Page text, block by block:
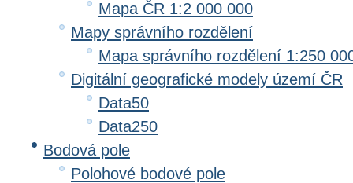
Mapa ČR 1:2 000 000
Mapy správního rozdělení
Mapa správního rozdělení 1:250
Digitální geografické modely území ČR
Data50
Data250
Bodová pole
Polohové bodové pole